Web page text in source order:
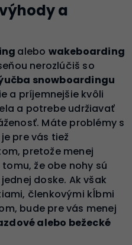
a
alebo wakeboarding
nerozlúčiš so
snowboardingu
a príjemnejšie kvôli
a potrebe udržiavať
Máte problémy s
je pre vás tiež
pretože menej
že obe nohy sú
doske. Ak však
členkovými kĺbmi
bude pre vás menej
alebo bežecké